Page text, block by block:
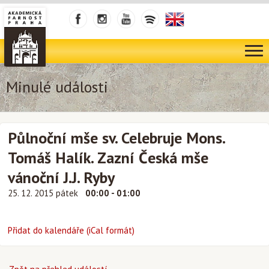
Minulé události
Půlnoční mše sv. Celebruje Mons.
Tomáš Halík. Zazní Česká mše
vánoční J.J. Ryby
25. 12. 2015 pátek 00:00 - 01:00
Přidat do kalendáře (iCal formát)